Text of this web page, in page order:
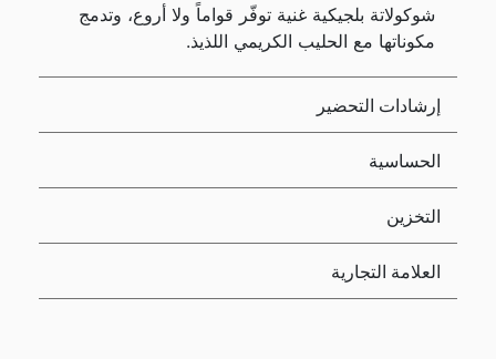
شوكولاتة بلجيكية غنية توفّر قواماً ولا أروع، وتدمج
مكوناتها مع الحليب الكريمي اللذيذ.
إرشادات التحضير
الحساسية
التخزين
العلامة التجارية